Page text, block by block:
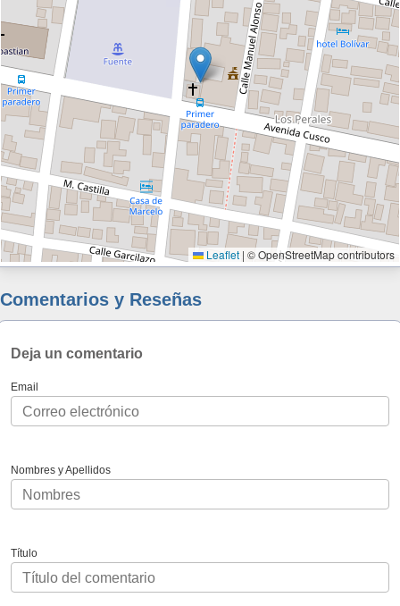
Leaflet | © OpenStreetMap contributors
Comentarios y Reseñas
Deja un comentario
Email
Nombres y Apellidos
Título